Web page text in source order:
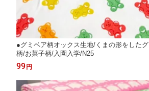
●グミベア柄オックス生地/くまの形をした
柄/お菓子柄/入園入学/N25
99 円